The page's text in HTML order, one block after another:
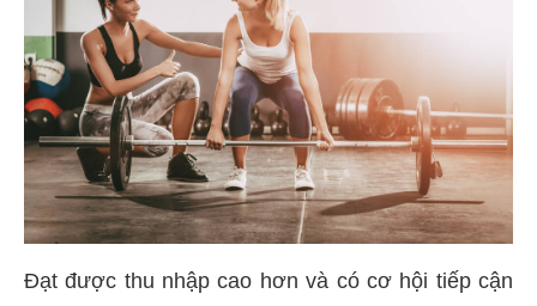
Đạt được thu nhập cao hơn và có cơ hội tiếp cận